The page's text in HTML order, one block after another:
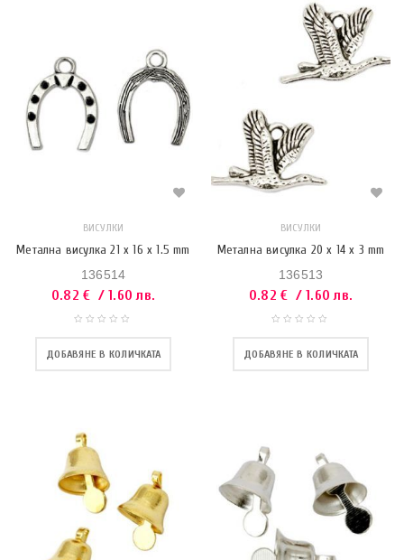
ВИСУЛКИ
Метална висулка 21 x 16 x 1.5 mm
136514
0.82€ / 1.60 лв.
ДОБАВЯНЕ В КОЛИЧКАТА
ВИСУЛКИ
Метална висулка 20 x 14 x 3 mm
136513
0.82€ / 1.60 лв.
ДОБАВЯНЕ В КОЛИЧКАТА